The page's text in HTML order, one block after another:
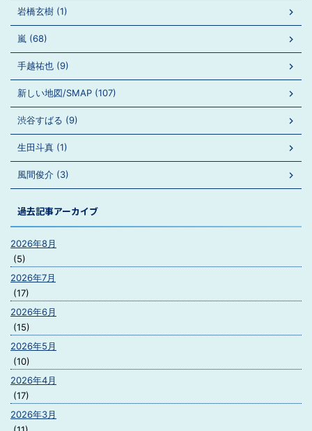
岩橋玄樹 (1)
嵐 (68)
手越祐也 (9)
新しい地図/SMAP (107)
渋谷すばる (9)
生田斗真 (1)
風間俊介 (3)
過去記事アーカイブ
2026年8月
(5)
2026年7月
(17)
2026年6月
(15)
2026年5月
(10)
2026年4月
(17)
2026年3月